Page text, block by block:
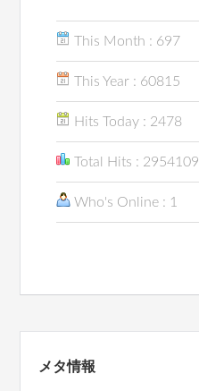
This Month : 697
This Year : 60815
Hits Today : 2478
Total Hits : 2954109
Who's Online : 1
メタ情報